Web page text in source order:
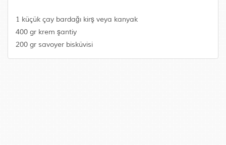
1 küçük çay bardağı kirş veya kanyak
400 gr krem şantiy
200 gr savoyer bisküvisi